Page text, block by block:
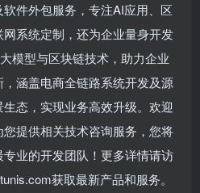
件外包服务，专注AI应用、区
系统定制，还为企业量身开发
模型与区块链技术，助力企业
涵盖电商全链路系统开发及源
态，实现业务高效升级。欢迎
提供相关技术咨询服务，您将
业的开发团队！更多详情请访
获取最新产品和服务。